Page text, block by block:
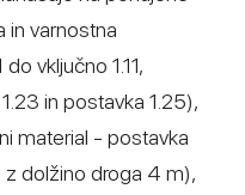
in varnostna
vključno 1.11,
in postavka 1.25),
material - postavka
dolžino droga 4 m),